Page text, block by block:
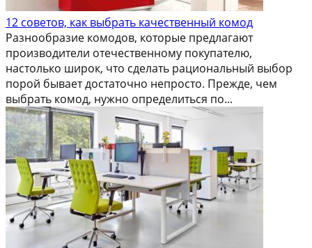
12 советов, как выбрать качественный комод
Разнообразие комодов, которые предлагают
производители отечественному покупателю,
настолько широк, что сделать рациональный выбор
порой бывает достаточно непросто. Прежде, чем
выбрать комод, нужно определиться по...